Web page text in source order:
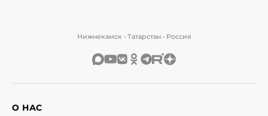
Нижнекамск • Татарстан • Россия
О НАС